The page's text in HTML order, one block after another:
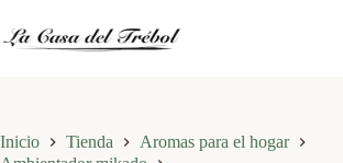
contenido
Inicio Tienda
Aromas para el hogar